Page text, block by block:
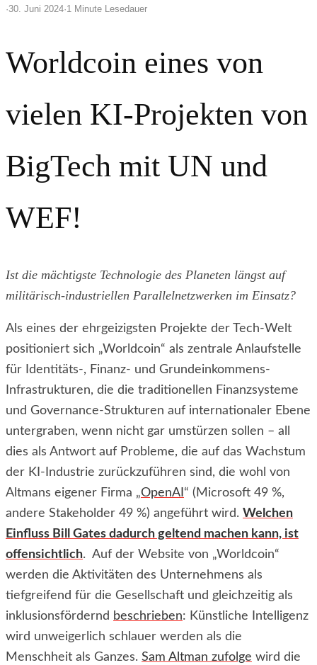
·30. Juni 2024·1 Minute Lesedauer
Worldcoin eines von
vielen KI-Projekten von
BigTech mit UN und
WEF!
Ist die mächtigste Technologie des Planeten längst auf
militärisch-industriellen Parallelnetzwerken im Einsatz?
Als eines der ehrgeizigsten Projekte der Tech-Welt
positioniert sich „Worldcoin“ als zentrale Anlaufstelle
für Identitäts-, Finanz- und Grundeinkommens-
Infrastrukturen, die die traditionellen Finanzsysteme
und Governance-Strukturen auf internationaler Ebene
untergraben, wenn nicht gar umstürzen sollen – all
dies als Antwort auf Probleme, die auf das Wachstum
der KI-Industrie zurückzuführen sind, die wohl von
Altmans eigener Firma „OpenAI “ (Microsoft 49 %,
andere Stakeholder 49 %) angeführt wird. Welchen
Einfluss Bill Gates dadurch geltend machen kann, ist
offensichtlich. Auf der Website von „Worldcoin“
werden die Aktivitäten des Unternehmens als
tiefgreifend für die Gesellschaft und gleichzeitig als
inklusionsfördernd beschrieben: Künstliche Intelligenz
wird unweigerlich schlauer werden als die
Menschheit als Ganzes. Sam Altman zufolge wird die